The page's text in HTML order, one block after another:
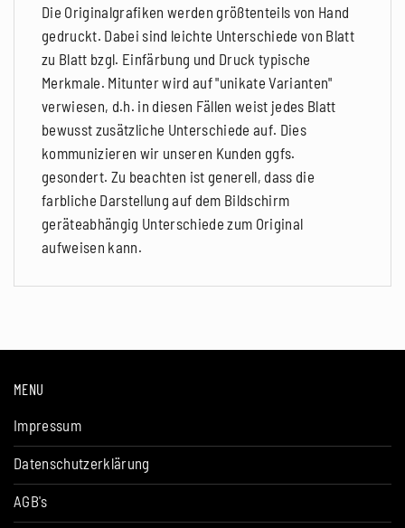
Die Originalgrafiken werden größtenteils von Hand
gedruckt. Dabei sind leichte Unterschiede von Blatt
zu Blatt bzgl. Einfärbung und Druck typische
Merkmale. Mitunter wird auf "unikate Varianten"
verwiesen, d.h. in diesen Fällen weist jedes Blatt
bewusst zusätzliche Unterschiede auf. Dies
kommunizieren wir unseren Kunden ggfs.
gesondert. Zu beachten ist generell, dass die
farbliche Darstellung auf dem Bildschirm
geräteabhängig Unterschiede zum Original
aufweisen kann.
MENU
Impressum
Datenschutzerklärung
AGB's